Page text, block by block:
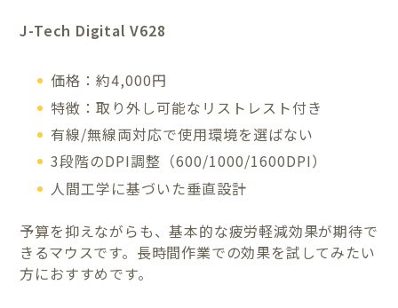
J-Tech Digital V628
価格：約4,000円
特徴：取り外し可能なリストレスト付き
有線/無線両対応で使用環境を選ばない
3段階のDPI調整（600/1000/1600DPI）
人間工学に基づいた垂直設計
予算を抑えながらも、基本的な疲労軽減効果が期待で
きるマウスです。長時間作業での効果を試してみたい
方におすすめです。